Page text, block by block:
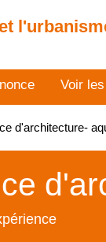
Voir
d'architecture-